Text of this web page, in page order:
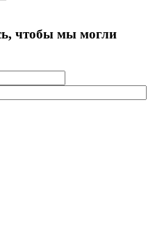
чтобы мы могли